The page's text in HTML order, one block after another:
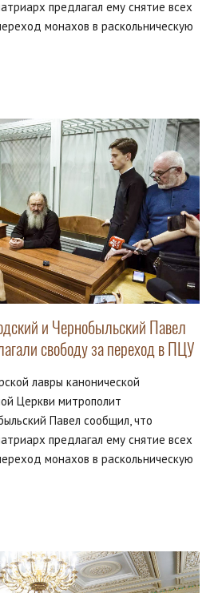
предлагал ему снятие всех
монахов в раскольническую
и Чернобыльский Павел
свободу за переход в ПЦУ
лавры канонической
Церкви митрополит
Павел сообщил, что
предлагал ему снятие всех
монахов в раскольническую